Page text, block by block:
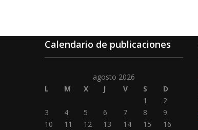
Calendario de publicaciones
agosto 2026
L
M X J V S
D
1
2
3
4 5 6 7 8
9
10
11 12 13 14 15
16